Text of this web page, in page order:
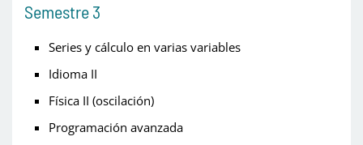
Semestre 3
Series y cálculo en varias variables
Idioma II
Física II (oscilación)
Programación avanzada